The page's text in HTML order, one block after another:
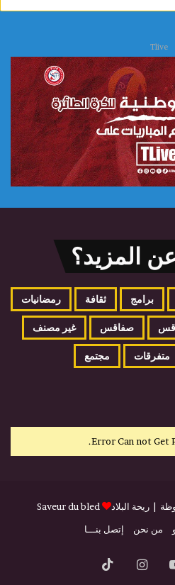
Tlive
المزيد؟
برامج ثقافة رمضانيات
صفاقس غير مصنف
متفرقات مجتمع
Error Can not Get
ريحة البلاد
Saveur du bled
من نحن إتصل بنـــا
يوتيوب انستقرام